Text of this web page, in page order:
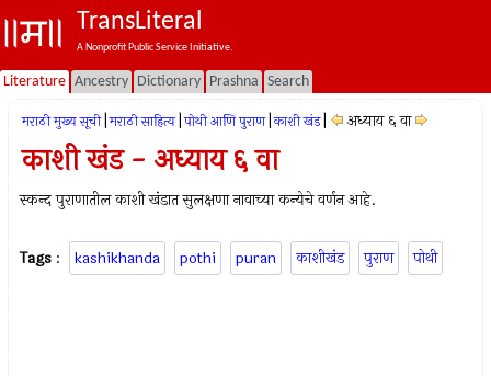
TransLiteral
A Nonprofit Public Service Initiative.
Literature Ancestry Dictionary Prashna Search
मराठी मुख्य सूची मराठी साहित्य पोथी आणि पुराण काशी खंड अध्याय ६ वा
काशी खंड - अध्याय ६ वा
स्कन्द पुराणातील काशी खंडात सुलक्षणा नावाच्या कन्येचे वर्णन आहे.
Tags : kashikhanda pothi puran काशीखंड पुराण पोथी